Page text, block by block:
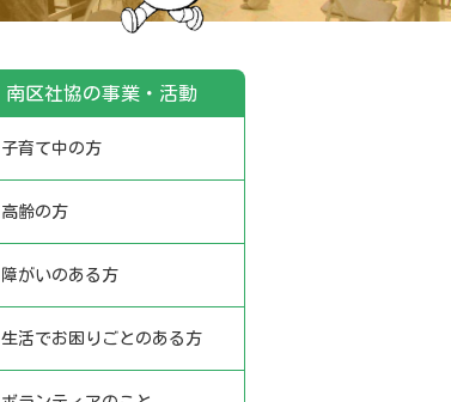
南区社協の事業・活動
子育て中の方
高齢の方
障がいのある方
生活でお困りごとのある方